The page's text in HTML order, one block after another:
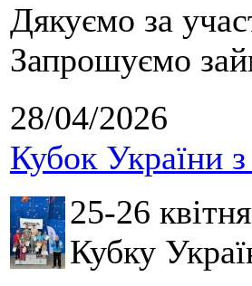
Дякуємо за
Запрошуємо
28/04/2026
Кубок України з
25-26
Кубку